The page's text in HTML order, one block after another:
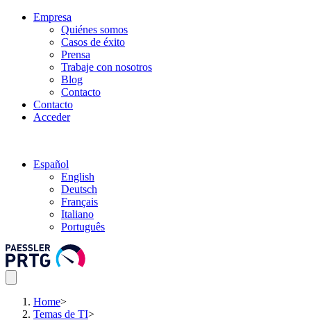
Empresa
Quiénes somos
Casos de éxito
Prensa
Trabaje con nosotros
Blog
Contacto
Contacto
Acceder
Español
English
Deutsch
Français
Italiano
Português
Home>
Temas de TI>